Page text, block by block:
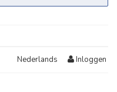
Nederlands Inloggen